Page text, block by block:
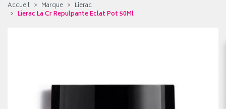
Accueil Marque
Lierac
Lierac La Cr Repulpante Eclat Pot 50Ml